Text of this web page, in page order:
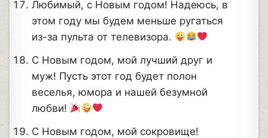
Любимый, с Новым годом! Надеюсь, в
этом году мы будем меньше ругаться
из-за пульта от телевизора.
С Новым годом, мой лучший друг и
муж! Пусть этот год будет полон
веселья, юмора и нашей безумной
любви!
С Новым годом, мой сокровище!